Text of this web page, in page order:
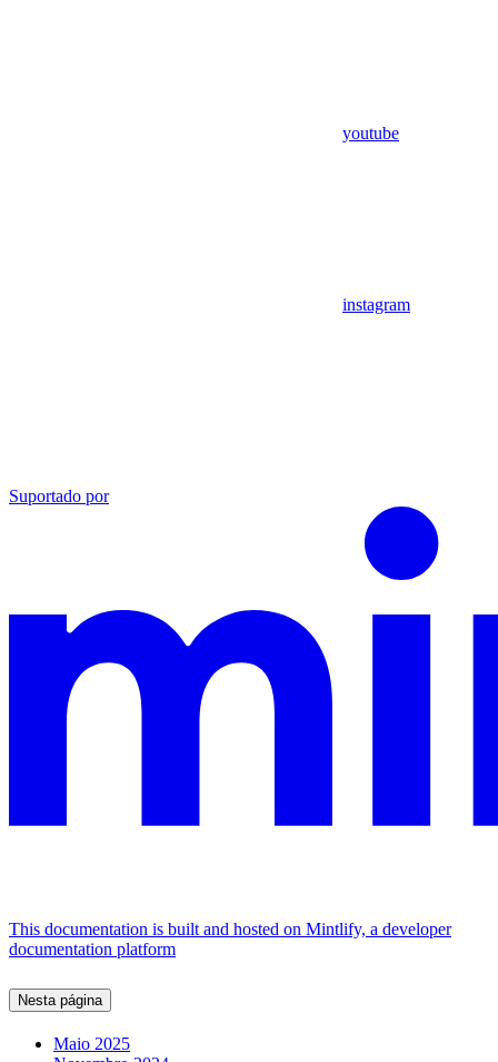
youtube
instagram
Suportado por
This documentation is built and hosted on Mintlify, a developer
documentation platform
Nesta página
Maio 2025